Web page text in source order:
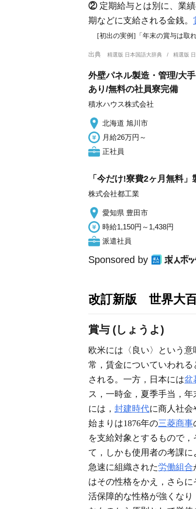
②定期給与とは別に、業
期などに支給される金銭。
[初出の実例]「年末の賞与は取
出典 精選版 日本国語大辞典 精選版
外壁パネル製造・管理/大
あり/無料の社員寮完備
積水ハウス株式会社
北海道 旭川市
月給26万円～
正社員
「今だけ!寮費2ヶ月無料
株式会社都工業
愛知県 豊田市
時給1,150円～1,438円
派遣社員
Sponsored by
改訂新版 世界大
賞与 (しょうよ)
欧米には〈良い〉という
常，賃金についていわれ
される。一方，日本には盆
ス，一時金，夏季手当，年
には， 封建時代に商人社
始まりは1876年の三菱商事
を支給対象とするもので
て，しかも使用者の考課に
急速に組織された労働組合
はその性格をかえ，さら
活保障的な性格が強くな